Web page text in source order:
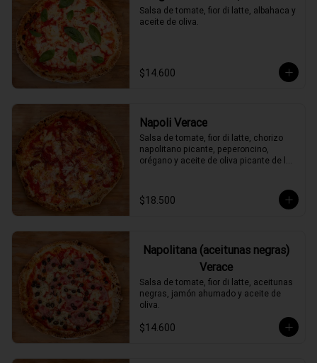
Salsa de tomate, fior di latte, albahaca y
aceite de oliva.
$14.600
Napoli Verace
Salsa de tomate, fior di latte, chorizo
napolitano picante, peperoncino,
orégano y aceite de oliva picante de la
$18.500
Napolitana (aceitunas negras)
Verace
Salsa de tomate, fior di latte, aceitunas
negras, jamón ahumado y aceite de
oliva.
$14.600